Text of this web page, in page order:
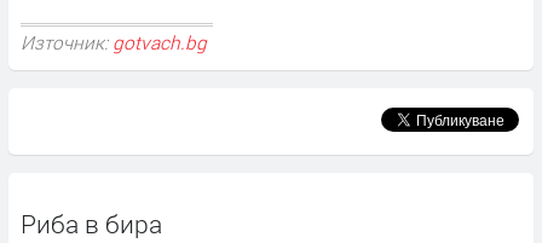
Източник: gotvach.bg
Риба в бира